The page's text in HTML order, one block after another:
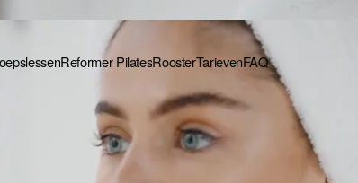
Reformer PilatesRoosterTarievenFAQ
FAQ